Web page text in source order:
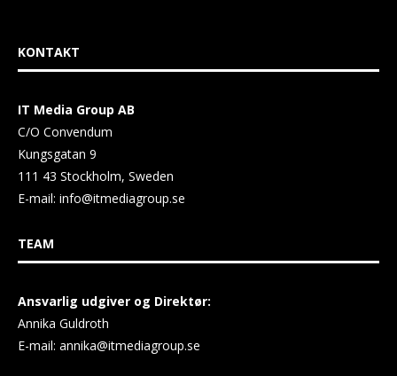
KONTAKT
IT Media Group AB
C/O Convendum
Kungsgatan 9
111 43 Stockholm, Sweden
E-mail: info@itmediagroup.se
TEAM
Ansvarlig udgiver og Direktør:
Annika Guldroth
E-mail: annika@itmediagroup.se